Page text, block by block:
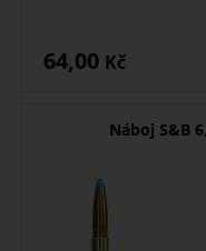
64,00 Kč
Náboj S&B